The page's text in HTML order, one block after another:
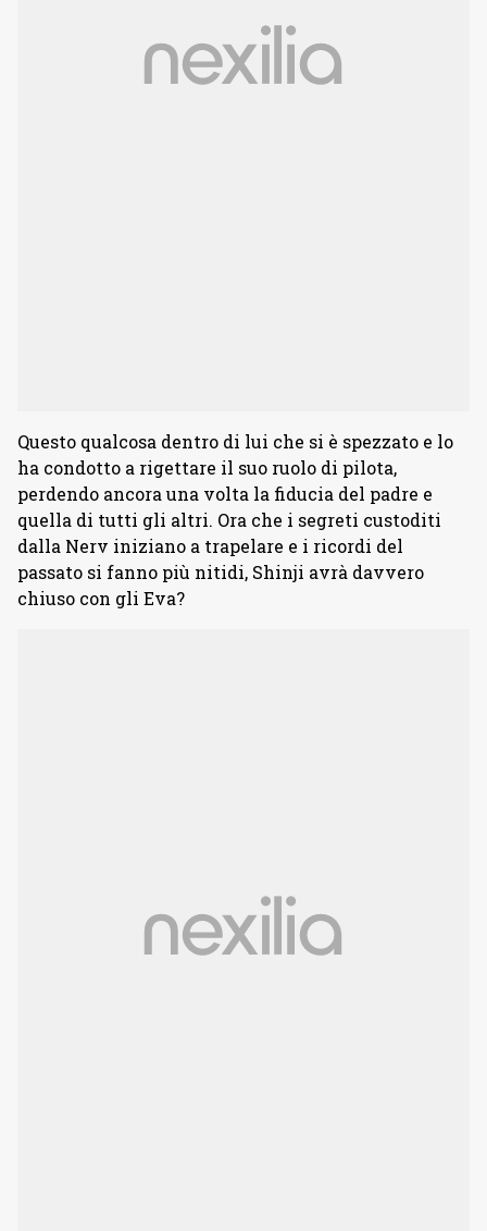
Questo qualcosa dentro di lui che si è spezzato e lo
ha condotto a rigettare il suo ruolo di pilota,
perdendo ancora una volta la fiducia del padre e
quella di tutti gli altri. Ora che i segreti custoditi
dalla Nerv iniziano a trapelare e i ricordi del
passato si fanno più nitidi, Shinji avrà davvero
chiuso con gli Eva?